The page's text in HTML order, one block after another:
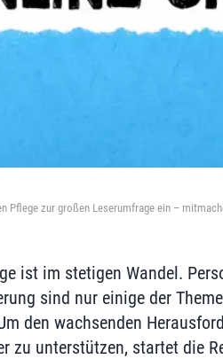
Pflege zur großen Leserumfrage ein –
ist im stetigen Wandel.
sind nur einige der
den wachsenden
zu unterstützen, startet die